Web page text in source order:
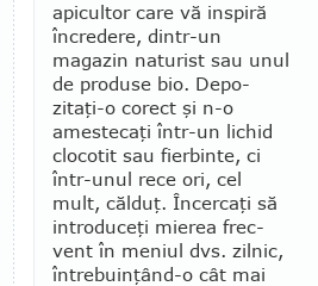
apicultor care vă inspiră
încre­dere, din­tr-un
magazin naturist sau unul
de produse bio. De­po­
zitaţi-o corect şi n-o
amestecaţi într-un lichid
clo­cotit sau fierbinte, ci
într-unul rece ori, cel
mult, căl­duţ. Încercaţi să
introduceţi mierea frec­
vent în meniul dvs. zilnic,
întrebuinţând-o cât mai